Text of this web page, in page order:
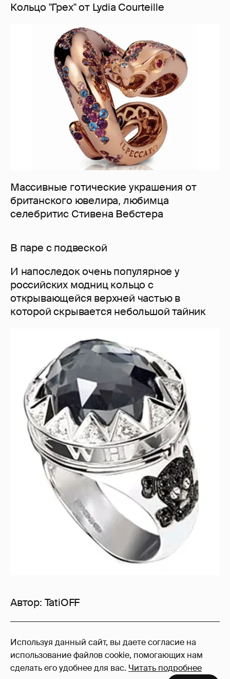
Используя данный сайт, вы даете согласие на
использование файлов cookie, помогающих нам
сделать его удобнее для вас. Читать подробнее
Кольцо "Грех" от Lydia Courteille
Массивные готические украшения от
британского ювелира, любимца
селебритис Стивена Вебстера
В паре с подвеской
И напоследок очень популярное у
российских модниц кольцо с
открывающейся верхней частью в
которой скрывается небольшой тайник
Автор: TatiOFF
6
Войдите в аккаунт, чтобы читать и
оставлять комментарии